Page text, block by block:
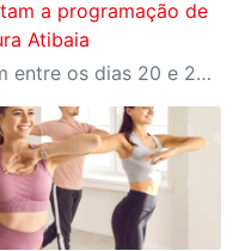
a programação de
Atibaia
Atividades gratuitas acontecem entre os dias 20 e 29 de julho com diferentes estilos de dança para o público